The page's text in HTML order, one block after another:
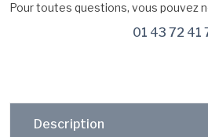
Pour toutes questions, vous pouvez
01 43 72 41
Description